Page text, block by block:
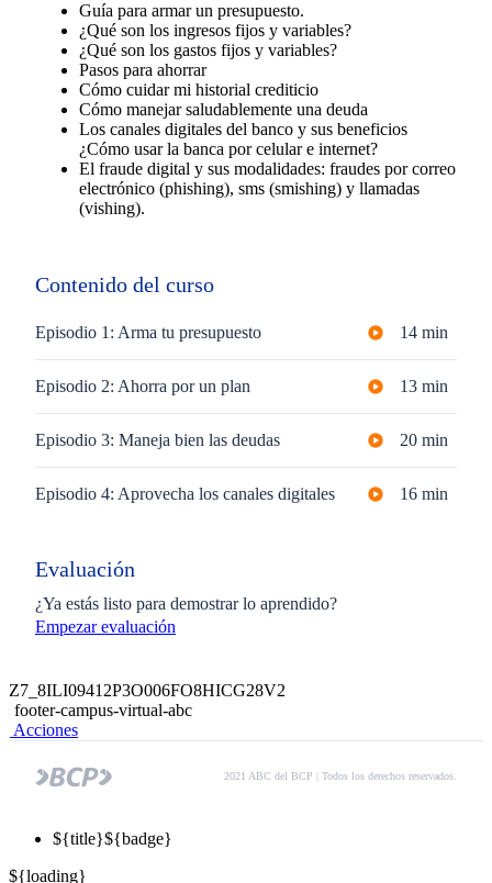
Guía para armar un presupuesto.
¿Qué son los ingresos fijos y variables?
¿Qué son los gastos fijos y variables?
Pasos para ahorrar
Cómo cuidar mi historial crediticio
Cómo manejar saludablemente una deuda
Los canales digitales del banco y sus beneficios
¿Cómo usar la banca por celular e internet?
El fraude digital y sus modalidades: fraudes por correo
electrónico (phishing), sms (smishing) y llamadas
(vishing).
Contenido del curso
Episodio 1: Arma tu presupuesto 14 min
Episodio 2: Ahorra por un plan 13 min
Episodio 3: Maneja bien las deudas 20 min
Episodio 4: Aprovecha los canales digitales 16 min
Evaluación
¿Ya estás listo para demostrar lo aprendido?
Empezar evaluación
Z7_8ILI09412P3O006FO8HICG28V2
footer-campus-virtual-abc
Acciones
2021 ABC del BCP | Todos los derechos reservados.
${title}${badge}
${loading}